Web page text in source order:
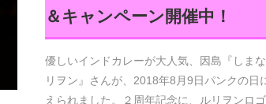
＆キャンペーン開催中！
優しいインドカレーが大人気、因島『しま
リヲン』さんが、2018年8月9日パンクの日
えられました。２周年記念に、ルリヲンロ